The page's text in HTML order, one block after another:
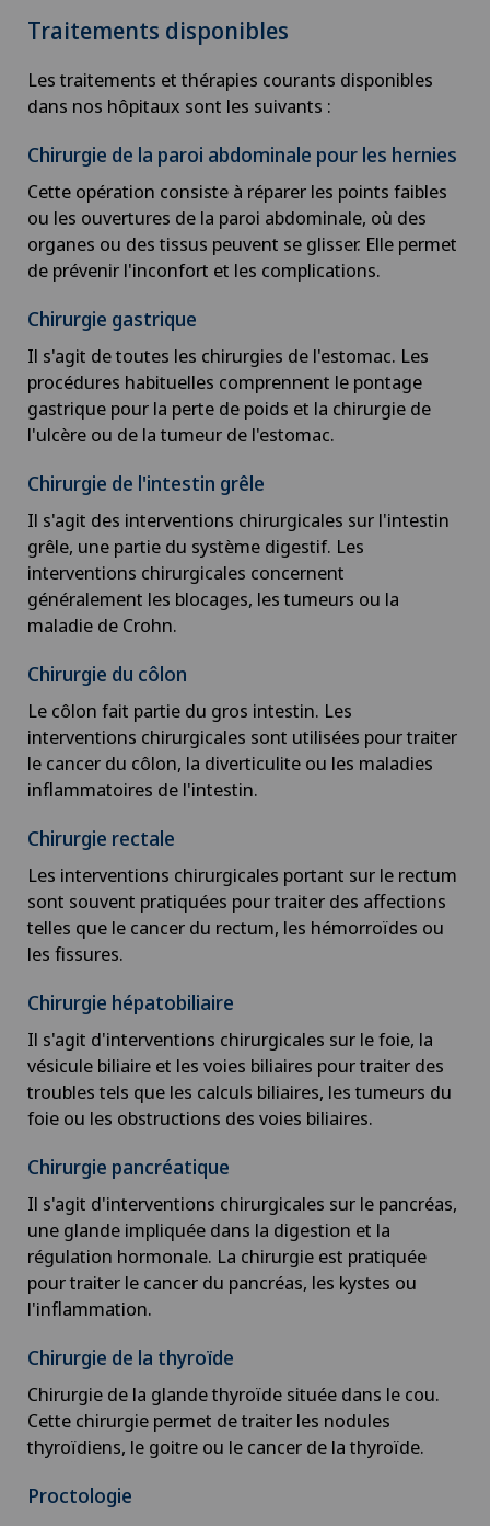
Traitements disponibles
Les traitements et thérapies courants disponibles
dans nos hôpitaux sont les suivants :
Chirurgie de la paroi abdominale pour les hernies
Cette opération consiste à réparer les points faibles
ou les ouvertures de la paroi abdominale, où des
organes ou des tissus peuvent se glisser. Elle permet
de prévenir l'inconfort et les complications.
Chirurgie gastrique
Il s'agit de toutes les chirurgies de l'estomac. Les
procédures habituelles comprennent le pontage
gastrique pour la perte de poids et la chirurgie de
l'ulcère ou de la tumeur de l'estomac.
Chirurgie de l'intestin grêle
Il s'agit des interventions chirurgicales sur l'intestin
grêle, une partie du système digestif. Les
interventions chirurgicales concernent
généralement les blocages, les tumeurs ou la
maladie de Crohn.
Chirurgie du côlon
Le côlon fait partie du gros intestin. Les
interventions chirurgicales sont utilisées pour traiter
le cancer du côlon, la diverticulite ou les maladies
inflammatoires de l'intestin.
Chirurgie rectale
Les interventions chirurgicales portant sur le rectum
sont souvent pratiquées pour traiter des affections
telles que le cancer du rectum, les hémorroïdes ou
les fissures.
Chirurgie hépatobiliaire
Il s'agit d'interventions chirurgicales sur le foie, la
vésicule biliaire et les voies biliaires pour traiter des
troubles tels que les calculs biliaires, les tumeurs du
foie ou les obstructions des voies biliaires.
Chirurgie pancréatique
Il s'agit d'interventions chirurgicales sur le pancréas,
une glande impliquée dans la digestion et la
régulation hormonale. La chirurgie est pratiquée
pour traiter le cancer du pancréas, les kystes ou
l'inflammation.
Chirurgie de la thyroïde
Chirurgie de la glande thyroïde située dans le cou.
Cette chirurgie permet de traiter les nodules
thyroïdiens, le goitre ou le cancer de la thyroïde.
Proctologie